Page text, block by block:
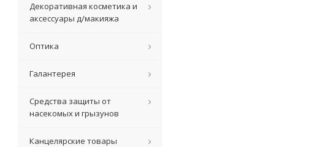
Декоративная косметика и
аксессуары д/макияжа
Оптика
Галантерея
Средства защиты от
насекомых и грызунов
Канцелярские товары